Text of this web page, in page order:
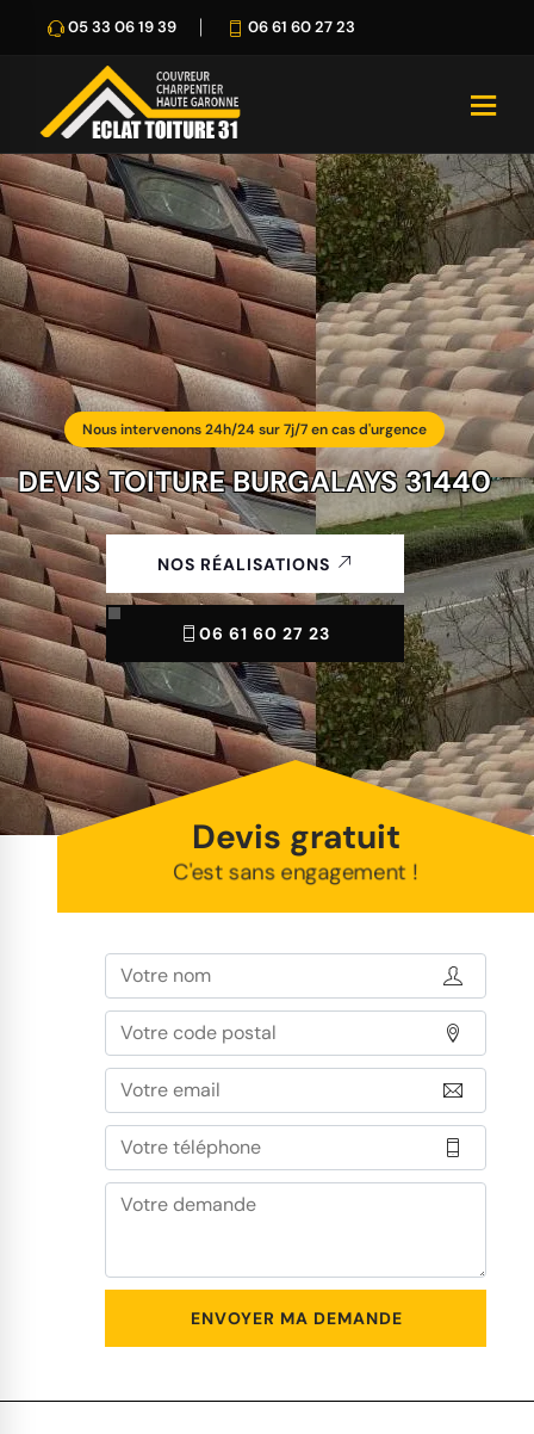
05 33 06 19 39 06 61 60 27 23
Nous intervenons 24h/24 sur 7j/7 en cas d'urgence
DEVIS TOITURE BURGALAYS 31440
NOS RÉALISATIONS
06 61 60 27 23
Devis gratuit
C'est sans engagement !